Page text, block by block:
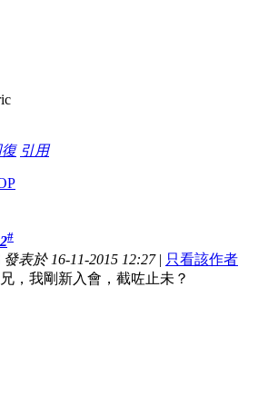
引用
#
發表於 16-11-2015 12:27| 只看該作者
，我剛新入會，截咗止未？